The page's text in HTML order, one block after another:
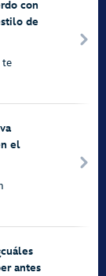
con
de
te
el
antes